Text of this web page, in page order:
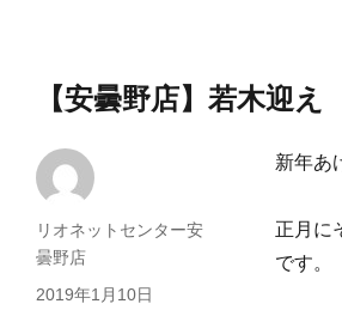
【安曇野店】若木迎え
新年あ
正月に
です。
投
稿
者
リオネットセンター安
曇野店
投
2019年1月10日